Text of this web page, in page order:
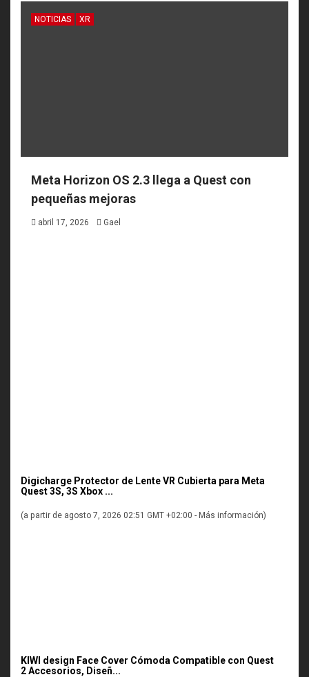
NOTICIAS XR
Meta Horizon OS 2.3 llega a Quest con
pequeñas mejoras
abril 17, 2026 Gael
Digicharge Protector de Lente VR Cubierta para Meta
Quest 3S, 3S Xbox ...
(a partir de agosto 7, 2026 02:51 GMT +02:00 - Más información)
KIWI design Face Cover Cómoda Compatible con Quest
2 Accesorios, Diseñ...